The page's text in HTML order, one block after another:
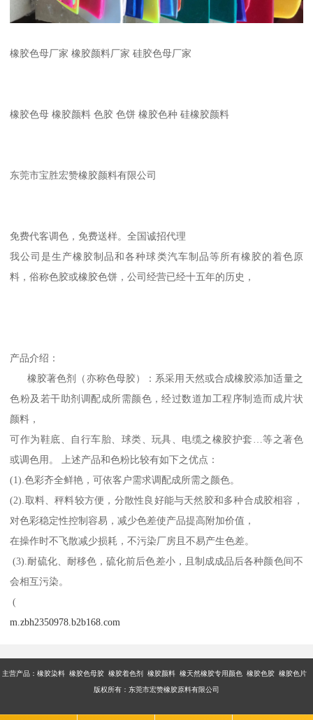
橡胶色母厂家 橡胶颜料厂家 硅胶色母厂家
橡胶色母 橡胶颜料 色胶 色饼 橡胶色种 硅橡胶颜料
东莞市宝胜宏赞橡胶颜料有限公司
免费代客调色，免费送样。全国诚招代理
我公司是生产橡胶制品和各种球类汽车制品等所有橡胶的着色原
料，俗称色胶或橡胶色饼，公司经营已经十五年的历史，
产品介绍：
橡胶著色剂（亦称色母胶）：系采用天然或合成橡胶添加适量之
色粉及若干助剂调配成所需颜色，经过数道加工程序制造而成片状
颜料，
可作为鞋底、自行车胎、球类、玩具、电缆之橡胶护套…等之著色
或调色用。 上述产品和色粉比较有如下之优点：
(1).色彩齐全鲜艳，可依客户需求调配成所需之颜色。
(2).取料、秤料较方便，分散性良好能与天然胶和多种合成胶相容，
对色彩稳定性控制容易，减少色差使产品提高附加价值，
在操作时不飞散减少损耗，不污染厂房且不易产生色差。
(3).耐硫化、耐移色，硫化前后色差小，且制成成品后各种颜色间不
会相互污染。
(
m.zbh2350978.b2b168.com
主营产品：橡胶染料 橡胶色母胶 橡胶着色剂 橡胶颜料 橡天然橡胶专用颜色 橡胶色胶 橡胶色片
版权所有：东莞市宏赞橡胶原料有限公司